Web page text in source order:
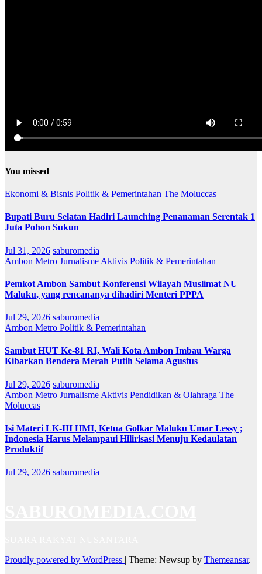
You missed
Ekonomi & Bisnis Politik & Pemerintahan The Moluccas
Bupati Buru Selatan Hadiri Launching Penanaman Serentak 1
Juta Pohon Sukun
Jul 31, 2026 saburomedia
Ambon Metro Jurnalisme Aktivis Politik & Pemerintahan
Pemkot Ambon Sambut Konferensi Wilayah Muslimat NU
Maluku, yang rencananya dihadiri Menteri PPPA
Jul 29, 2026 saburomedia
Ambon Metro Politik & Pemerintahan
Sambut HUT Ke-81 RI, Wali Kota Ambon Imbau Warga
Kibarkan Bendera Merah Putih Selama Agustus
Jul 29, 2026 saburomedia
Ambon Metro Jurnalisme Aktivis Pendidikan & Olahraga The
Moluccas
Isi Materi LK-III HMI, Ketua Golkar Maluku Umar Lessy ;
Indonesia Harus Melampaui Hilirisasi Menuju Kedaulatan
Produktif
Jul 29, 2026 saburomedia
Proudly powered by WordPress | Theme: Newsup by Themeansar.